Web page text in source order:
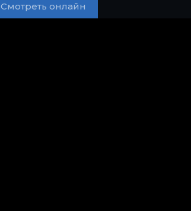
Смотреть онлайн